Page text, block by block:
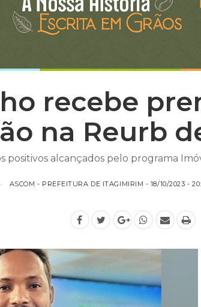
recebe
na Reurb
positivos alcançados pelo programa
ASCOM - PREFEITURA DE ITAGIMIRIM - 18/10/2023 -